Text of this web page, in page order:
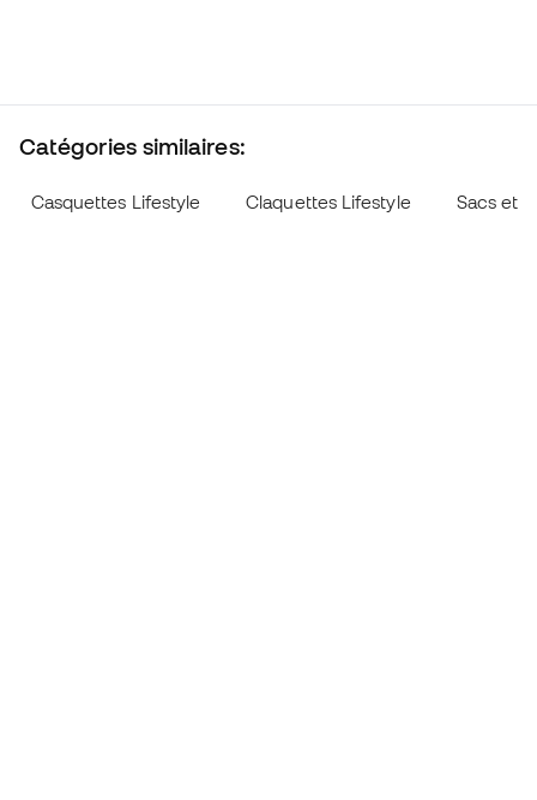
Catégories similaires:
Casquettes Lifestyle Claquettes Lifestyle Sacs et